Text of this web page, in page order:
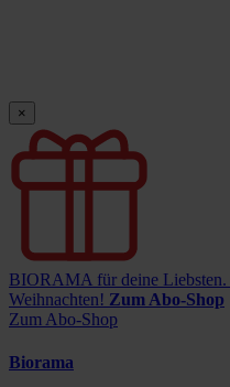
×
BIORAMA für deine Liebsten.
Weihnachten! Zum Abo-Shop
Zum Abo-Shop
Biorama